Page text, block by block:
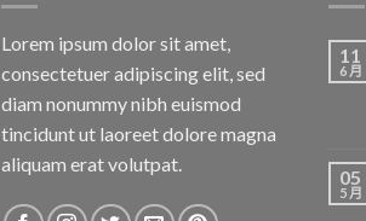
Lorem ipsum dolor sit amet,
consectetuer adipiscing elit, sed
diam nonummy nibh euismod
tincidunt ut laoreet dolore magna
aliquam erat volutpat.
11
6 月
05
5 月